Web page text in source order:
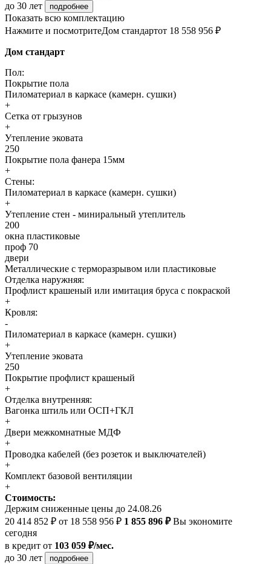
до 30 лет
подробнее
Показать всю комплектацию
Нажмите и посмотритеДом стандартот 18 558 956 ₽
Дом стандарт
Пол:
Покрытие пола
Пиломатериал в каркасе (камерн. сушки)
+
Сетка от грызунов
+
Утепление эковата
250
Покрытие пола фанера 15мм
+
Стены:
Пиломатериал в каркасе (камерн. сушки)
+
Утепление стен - миниральный утеплитель
200
окна пластиковые
проф 70
двери
Металлические с терморазрывом или пластиковые
Отделка наружняя:
Профлист крашеный или имитация бруса с покраской
+
Кровля:
-
Пиломатериал в каркасе (камерн. сушки)
+
Утепление эковата
250
Покрытие профлист крашеный
+
Отделка внутренняя:
Вагонка штиль или ОСП+ГКЛ
+
Двери межкомнатные МДФ
+
Проводка кабелей (без розеток и выключателей)
+
Комплект базовой вентиляции
+
Стоимость:
Держим сниженные цены до 24.08.26
20 414 852 ₽ от 18 558 956 ₽ 1 855 896 ₽Вы экономите
сегодня
в кредит от 103 059 ₽/мес.
до 30 лет
подробнее